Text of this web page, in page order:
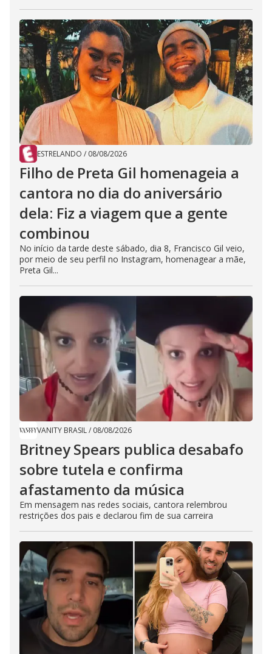
ESTRELANDO / 08/08/2026
Filho de Preta Gil homenageia a
cantora no dia do aniversário
dela: Fiz a viagem que a gente
combinou
No início da tarde deste sábado, dia 8, Francisco Gil veio,
por meio de seu perfil no Instagram, homenagear a mãe,
Preta Gil...
VANITY BRASIL/ 08/08/2026
Britney Spears publica desabafo
sobre tutela e confirma
afastamento da música
Em mensagem nas redes sociais, cantora relembrou
restrições dos pais e declarou fim de sua carreira